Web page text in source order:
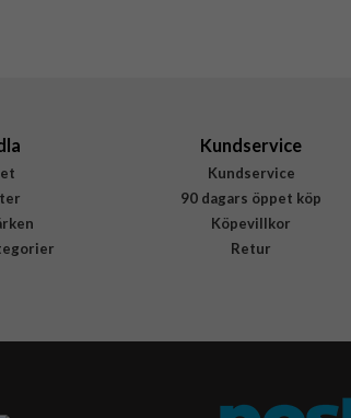
Kundservice
Kundservice
90 dagars öppet köp
Köpevillkor
Retur